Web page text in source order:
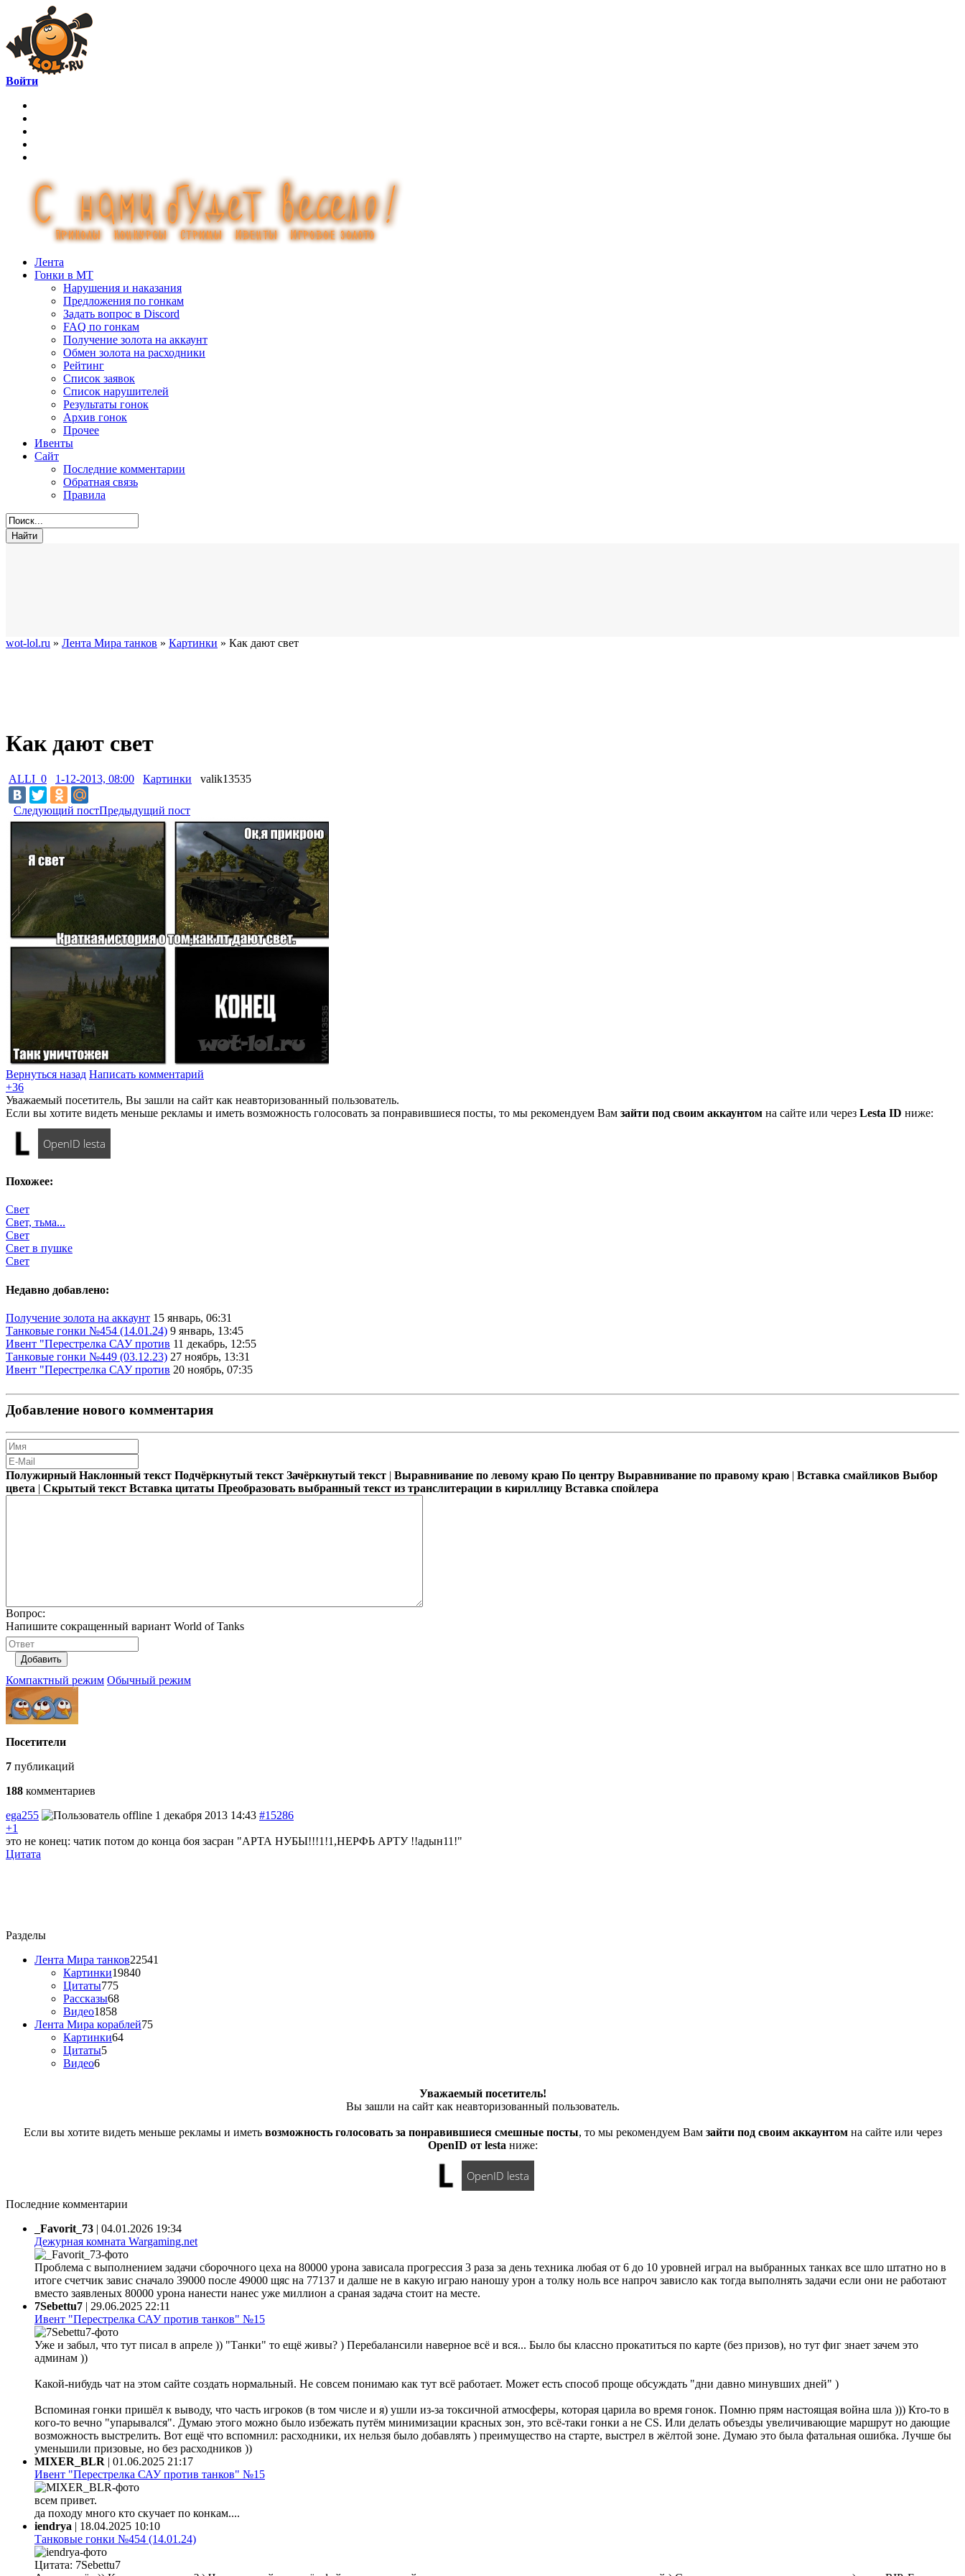
Войти
Лента
Гонки в МТ
Нарушения и наказания
Предложения по гонкам
Задать вопрос в Discord
FAQ по гонкам
Получение золота на аккаунт
Обмен золота на расходники
Рейтинг
Список заявок
Список нарушителей
Результаты гонок
Архив гонок
Прочее
Ивенты
Сайт
Последние комментарии
Обратная связь
Правила
wot-lol.ru » Лента Мира танков » Картинки » Как дают свет
Как дают свет
ALLI_0 1-12-2013, 08:00 Картинки valik13535
Следующий постПредыдущий пост
Вернуться назад Написать комментарий
+36
Уважаемый посетитель, Вы зашли на сайт как неавторизованный пользователь.
Если вы хотите видеть меньше рекламы и иметь возможность голосовать за понравившиеся посты, то мы рекомендуем Вам зайти под своим аккаунтом на сайте или через Lesta ID ниже:
OpenID lesta
Похожее:
Свет
Свет, тьма...
Свет
Свет в пушке
Свет
Недавно добавлено:
Получение золота на аккаунт 15 январь, 06:31
Танковые гонки №454 (14.01.24) 9 январь, 13:45
Ивент "Перестрелка САУ против 11 декабрь, 12:55
Танковые гонки №449 (03.12.23) 27 ноябрь, 13:31
Ивент "Перестрелка САУ против 20 ноябрь, 07:35
Добавление нового комментария
Полужирный Наклонный текст Подчёркнутый текст Зачёркнутый текст | Выравнивание по левому краю По центру Выравнивание по правому краю | Вставка смайликов Выбор
цвета | Скрытый текст Вставка цитаты Преобразовать выбранный текст из транслитерации в кириллицу Вставка спойлера
Вопрос:
Напишите сокращенный вариант World of Tanks
Добавить
Компактный режим Обычный режим
Посетители
7 публикаций
188 комментариев
ega255
1 декабря 2013 14:43 #15286
+1
это не конец: чатик потом до конца боя засран "АРТА НУБЫ!!!1!1,НЕРФЬ АРТУ !!адын11!"
Цитата
Разделы
Лента Мира танков22541
Картинки19840
Цитаты775
Рассказы68
Видео1858
Лента Мира кораблей75
Картинки64
Цитаты5
Видео6
Уважаемый посетитель!
Вы зашли на сайт как неавторизованный пользователь.
Если вы хотите видеть меньше рекламы и иметь возможность голосовать за понравившиеся смешные посты, то мы рекомендуем Вам зайти под своим аккаунтомна сайте или через
OpenID от lesta ниже:
OpenID lesta
Последние комментарии
_Favorit_73 | 04.01.2026 19:34
Дежурная комната Wargaming.net
Проблема с выполнением задачи сборочного цеха на 80000 урона зависала прогрессия 3 раза за день техника любая от 6 до 10 уровней играл на выбранных танках все шло штатно но в
итоге счетчик завис сначало 39000 после 49000 щяс на 77137 и далше не в какую играю наношу урон а толку ноль все напроч зависло как тогда выполнять задачи если они не работают
вместо заявленых 80000 урона нанести нанес уже миллион а сраная задача стоит на месте.
7Sebettu7 | 29.06.2025 22:11
Ивент "Перестрелка САУ против танков" №15
Уже и забыл, что тут писал в апреле )) "Танки" то ещё живы? ) Перебалансили наверное всё и вся... Было бы классно прокатиться по карте (без призов), но тут фиг знает зачем это
админам ))
Какой-нибудь чат на этом сайте создать нормальный. Не совсем понимаю как тут всё работает. Может есть способ проще обсуждать "дни давно минувших дней" )
Вспоминая гонки пришёл к выводу, что часть игроков (в том числе и я) ушли из-за токсичной атмосферы, которая царила во время гонок. Помню прям настоящая война шла ))) Кто-то в
кого-то вечно "упарывался". Думаю этого можно было избежать путём минимизации красных зон, это всё-таки гонки а не CS. Или делать объезды увеличивающие маршрут но дающие
возможность выстрелить. Вот ещё что вспомнил: расходники, их нельзя было добавлять ) преимущество на старте, выстрел в жёлтой зоне. Думаю это была фатальная ошибка. Лучше бы
уменьшили призовые, но без расходников ))
MIXER_BLR | 01.06.2025 21:17
Ивент "Перестрелка САУ против танков" №15
всем привет.
да походу много кто скучает по конкам....
iendrya | 18.04.2025 10:10
Танковые гонки №454 (14.01.24)
Цитата: 7Sebettu7